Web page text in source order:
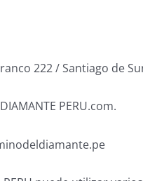
222 / Santiago de
PERU.com.